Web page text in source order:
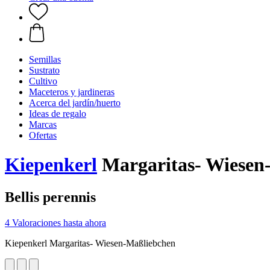
Semillas
Sustrato
Cultivo
Maceteros y jardineras
Acerca del jardín/huerto
Ideas de regalo
Marcas
Ofertas
Kiepenkerl Margaritas-
Bellis perennis
4 Valoraciones hasta ahora
Kiepenkerl Margaritas- Wiesen-Maßliebchen